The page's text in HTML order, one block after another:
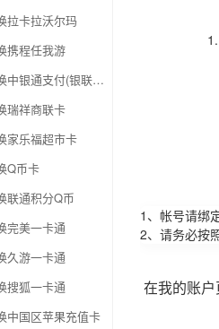
拉卡拉沃尔玛
携程任我游
中石化加油卡兑换中银通支付(银联购物卡)
瑞祥商联卡
家乐福超市卡
Q币卡
联通积分Q币
完美一卡通
久游一卡通
搜狐一卡通
中国区苹果充值卡
1、帐号请绑
2、请务必按
在我的账